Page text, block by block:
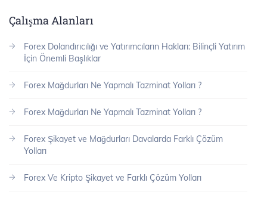
Çalışma Alanları
Forex Dolandırıcılığı ve Yatırımcıların Hakları: Bilinçli Yatırım
İçin Önemli Başlıklar
Forex Mağdurları Ne Yapmalı Tazminat Yolları ?
Forex Mağdurları Ne Yapmalı Tazminat Yolları ?
Forex Şikayet ve Mağdurları Davalarda Farklı Çözüm
Yolları
Forex Ve Kripto Şikayet ve Farklı Çözüm Yolları